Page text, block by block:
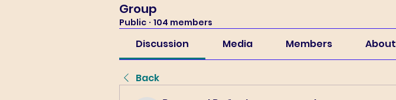
Group
Public · 104 members
Discussion Media Members About
Back